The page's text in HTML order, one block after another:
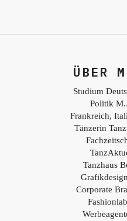
ÜBER
Studium
Politik
Frankreich,
Tänzerin
Tanzhaus
Corporate